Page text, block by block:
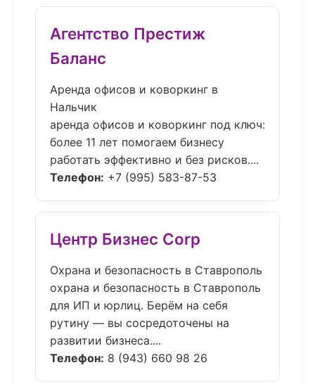
Агентство Престиж
Баланс
Аренда офисов и коворкинг в
Нальчик
аренда офисов и коворкинг под ключ:
более 11 лет помогаем бизнесу
работать эффективно и без рисков....
Телефон: +7 (995) 583-87-53
Центр Бизнес Corp
Охрана и безопасность в Ставрополь
охрана и безопасность в Ставрополь
для ИП и юрлиц. Берём на себя
рутину — вы сосредоточены на
развитии бизнеса....
Телефон: 8 (943) 660 98 26